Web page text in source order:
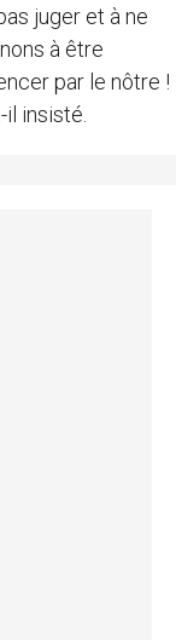
juger et à ne
à être
par le nôtre !
insisté.